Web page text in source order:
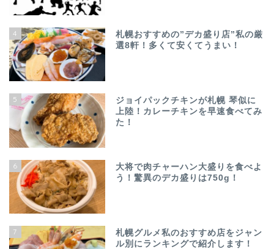
4
札幌おすすめの”デカ盛り店”私の厳
選8軒！多くて安くてうまい！
5
ジョイパックチキンが札幌 琴似に
上陸！カレーチキンを早速食べてみ
た！
6
大将で肉チャーハン大盛りを食べよ
う！驚異のデカ盛りは750g！
7
札幌グルメ私のおすすめ店をジャン
ル別にランキングで紹介します！